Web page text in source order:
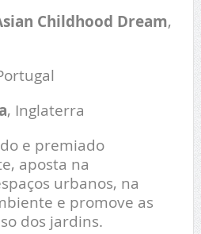
Childhood Dream,
, Inglaterra
e premiado
aposta na
urbanos, na
e promove as
dos jardins.